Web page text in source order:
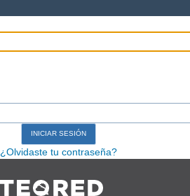
¿Olvidaste tu contraseña?